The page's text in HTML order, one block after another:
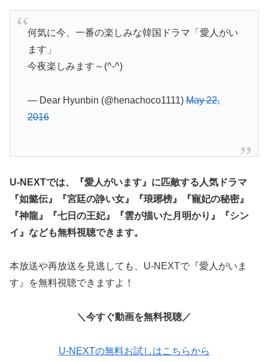
何気に今、一番の楽しみな韓国ドラマ「愛人がい
ます」
今夜楽しみます～(^-^)
— Dear Hyunbin (@henachoco1111)May 22,
2016
U-NEXTでは、『愛人がいます』に匹敵する人気ドラマ
『如懿伝』『宮廷の諍い女』『琅琊榜』『寵妃の秘密』
『神龍』『七日の王妃』『雲が描いた月明かり』『シン
イ』なども無料視聴できます。
本放送や再放送を見逃しても、U-NEXTで『愛人がいま
す』を無料視聴できますよ！
＼今すぐ動画を無料視聴／
U-NEXTの無料お試しはこちらから